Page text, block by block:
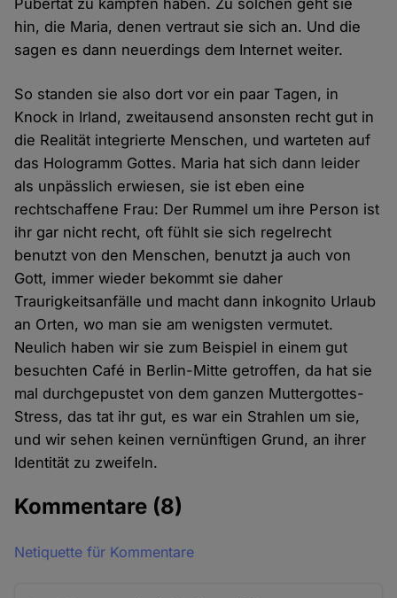
Pubertät zu kämpfen haben. Zu solchen geht sie
hin, die Maria, denen vertraut sie sich an. Und die
sagen es dann neuerdings dem Internet weiter.
So standen sie also dort vor ein paar Tagen, in
Knock in Irland, zweitausend ansonsten recht gut in
die Realität integrierte Menschen, und warteten auf
das Hologramm Gottes. Maria hat sich dann leider
als unpässlich erwiesen, sie ist eben eine
rechtschaffene Frau: Der Rummel um ihre Person ist
ihr gar nicht recht, oft fühlt sie sich regelrecht
benutzt von den Menschen, benutzt ja auch von
Gott, immer wieder bekommt sie daher
Traurigkeitsanfälle und macht dann inkognito Urlaub
an Orten, wo man sie am wenigsten vermutet.
Neulich haben wir sie zum Beispiel in einem gut
besuchten Café in Berlin-Mitte getroffen, da hat sie
mal durchgepustet von dem ganzen Muttergottes-
Stress, das tat ihr gut, es war ein Strahlen um sie,
und wir sehen keinen vernünftigen Grund, an ihrer
Identität zu zweifeln.
Kommentare (8)
Netiquette für Kommentare